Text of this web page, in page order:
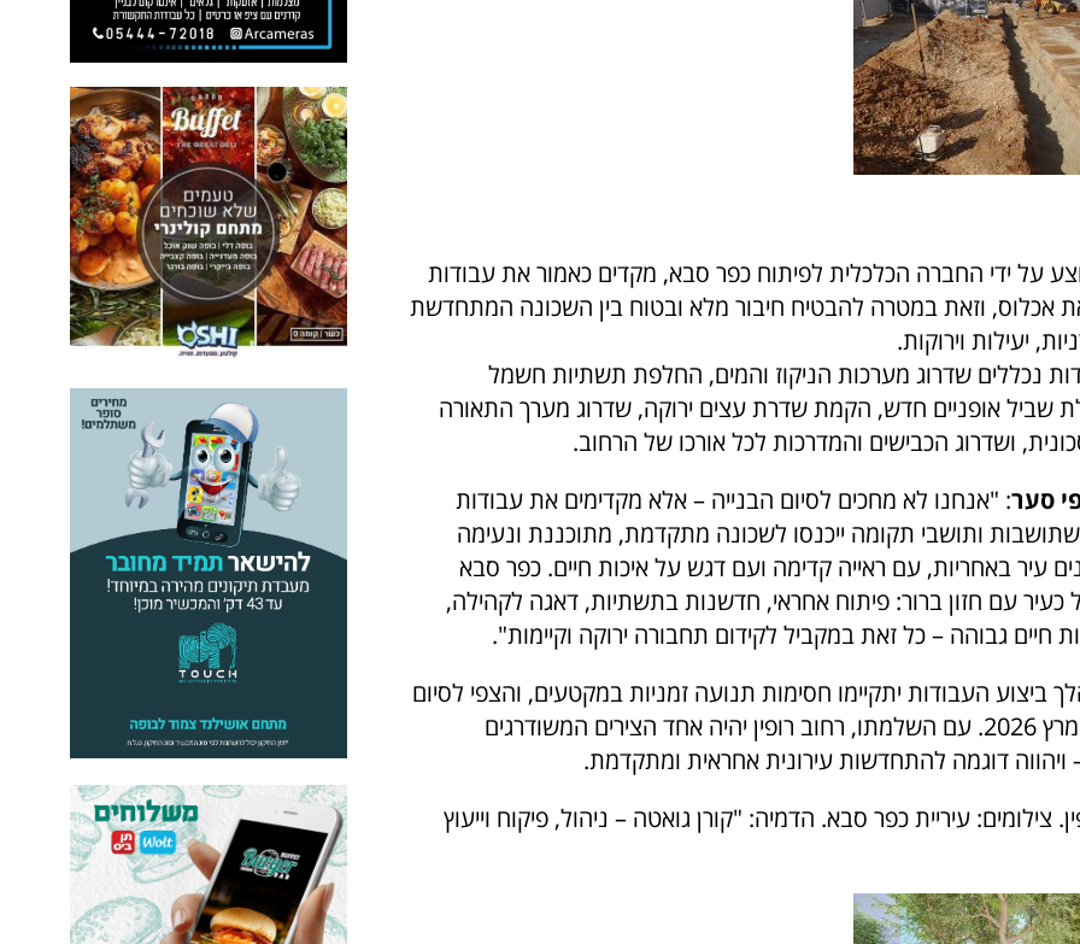
על ידי החברה הכלכלית לפיתוח כפר סבא, מקדים כאמור את עבודות
אכלוס, וזאת במטרה להבטיח חיבור מלא ובטוח בין השכונה המתחדשת
יעילות וירוקות.
נכללים שדרוג מערכות הניקוז והמים, החלפת תשתיות חשמל
שביל אופניים חדש, הקמת שדרת עצים ירוקה, שדרוג מערך התאורה
ושדרוג הכבישים והמדרכות לכל אורכו של הרחוב.
סער: "אנחנו לא מחכים לסיום הבנייה – אלא מקדימים את עבודות
ותושבי תקומה ייכנסו לשכונה מתקדמת, מתוכננת ונעימה
עיר באחריות, עם ראייה קדימה ועם דגש על איכות חיים. כפר סבא
כעיר עם חזון ברור: פיתוח אחראי, חדשנות בתשתיות, דאגה לקהילה,
חיים גבוהה – כל זאת במקביל לקידום תחבורה ירוקה וקיימות".
ביצוע העבודות יתקיימו חסימות תנועה זמניות במקטעים, והצפי לסיום
הפרויקט הוא במרץ 2026. עם השלמתו, רחוב רופין יהיה אחד הצירים המשודרגים
– ויהווה דוגמה להתחדשות עירונית אחראית ומתקדמת.
צילומים: עיריית כפר סבא. הדמיה: "קורן גואטה – ניהול, פיקוח וייעוץ